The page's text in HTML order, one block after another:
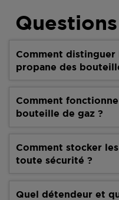
Comment
propane des
Comment
bouteille de gaz ?
Comment stocker
toute sécurité ?
Quel détendeur et